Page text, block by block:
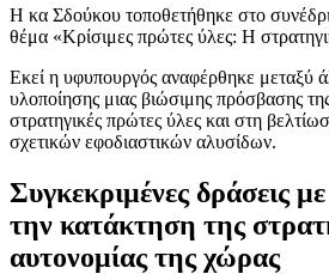
Η κα Σδούκου τοποθετήθηκε στο
θέμα «Κρίσιμες πρώτες ύλες: Η
Εκεί η υφυπουργός αναφέρθηκε μεταξύ
υλοποίησης μιας βιώσιμης πρόσβασης
στρατηγικές πρώτες ύλες και στη
σχετικών εφοδιαστικών αλυσίδων.
Συγκεκριμένες δράσεις
την κατάκτηση της
αυτονομίας της χώρας